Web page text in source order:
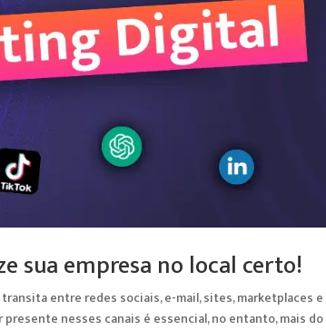
sua empresa no local certo!
entre redes sociais, e-mail, sites, marketplaces e
nesses canais é essencial, no entanto, mais